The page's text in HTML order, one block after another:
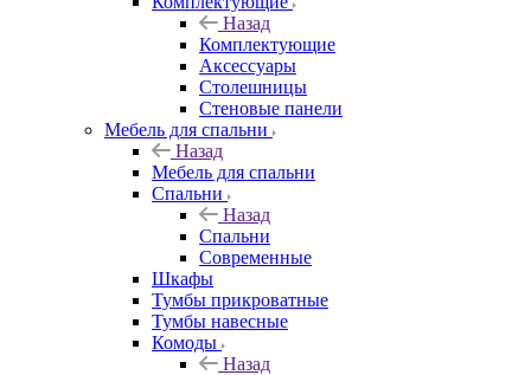
Назад
Комплектующие
Аксессуары
Столешницы
Стеновые панели
Мебель для спальни
Назад
Мебель для спальни
Спальни
Назад
Спальни
Современные
Шкафы
Тумбы прикроватные
Тумбы навесные
Комоды
Назад